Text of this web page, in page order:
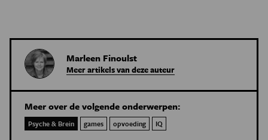
Marleen Finoulst
Meer artikels van deze auteur
Meer over de volgende onderwerpen:
Psyche & Brein games opvoeding IQ